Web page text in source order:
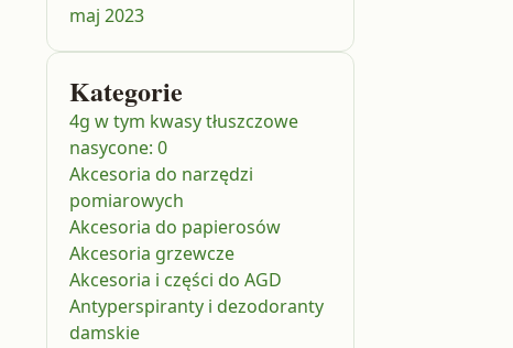
maj 2023
Kategorie
4g w tym kwasy tłuszczowe
nasycone: 0
Akcesoria do narzędzi
pomiarowych
Akcesoria do papierosów
Akcesoria grzewcze
Akcesoria i części do AGD
Antyperspiranty i dezodoranty
damskie